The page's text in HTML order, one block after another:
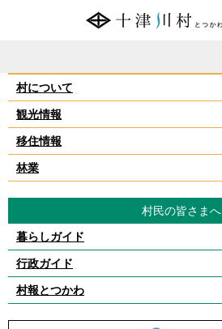
村について
観光情報
移住情報
林業
村民の皆さまへ
暮らしガイド
行政ガイド
村報とつかわ